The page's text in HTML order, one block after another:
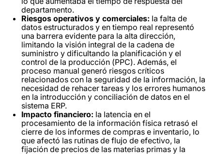
departamento.
Riesgos operativos y comerciales: la falta de
datos estructurados y en tiempo real representó
una barrera evidente para la alta dirección,
limitando la visión integral de la cadena de
suministro y dificultando la planificación y el
control de la producción (PPC). Además, el
proceso manual generó riesgos críticos
relacionados con la seguridad de la información, la
necesidad de rehacer tareas y los errores humanos
en la introducción y conciliación de datos en el
sistema ERP.
Impacto financiero: la latencia en el
procesamiento de la información física retrasó el
cierre de los informes de compras e inventario, lo
que afectó las rutinas de flujo de efectivo, la
fijación de precios de las materias primas y la